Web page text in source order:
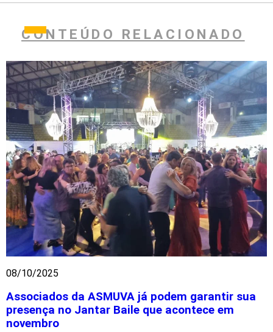
CONTEÚDO RELACIONADO
08/10/2025
Associados da ASMUVA já podem garantir sua
presença no Jantar Baile que acontece em
novembro